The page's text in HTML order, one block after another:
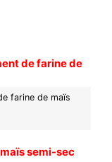
farine de maïs